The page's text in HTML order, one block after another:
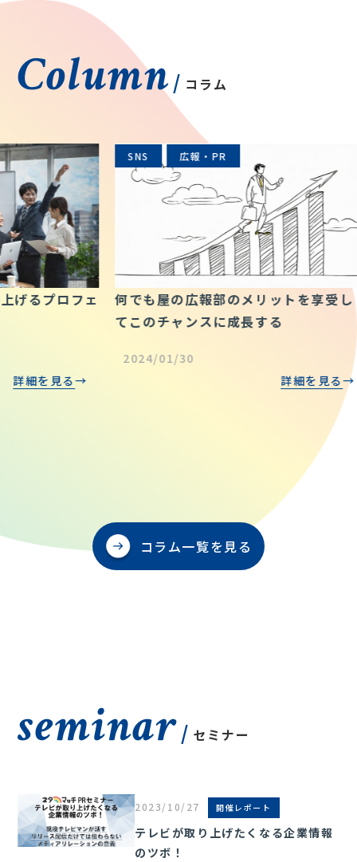
Column/ コラム
フェ
SNS 広報・PR
何でも屋の広報部のメリットを享受し
てこのチャンスに成長する
2024/01/30
詳細を見る
記
上
コラム一覧を見る
seminar/ セミナー
2023/10/27 開催レポート
テレビが取り上げたくなる企業情報
のツボ！